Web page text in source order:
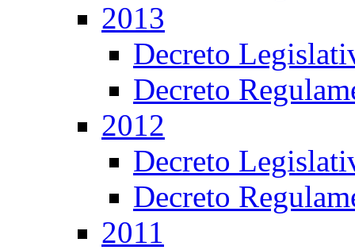
2013
Decreto
Decreto
2012
Decreto
Decreto
2011